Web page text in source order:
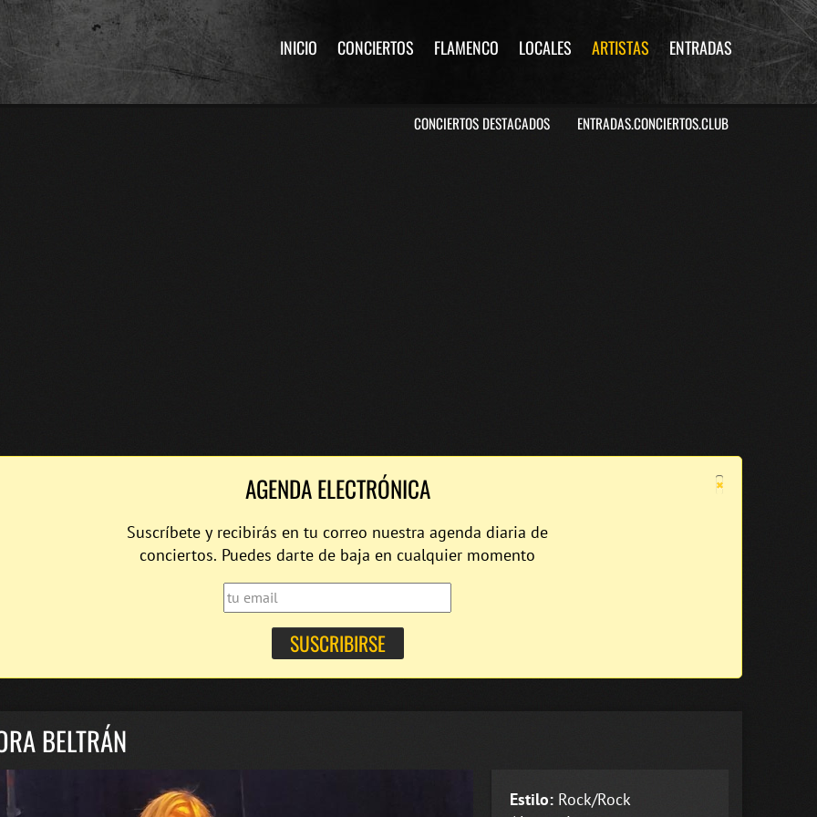
INICIO CONCIERTOS FLAMENCO LOCALES ARTISTAS ENTRADAS
CONCIERTOS DESTACADOS ENTRADAS.CONCIERTOS.CLUB
×
AGENDA ELECTRÓNICA
Suscríbete y recibirás en tu correo nuestra agenda diaria de
conciertos. Puedes darte de baja en cualquier momento
BELTRÁN
Estilo: Rock/Rock